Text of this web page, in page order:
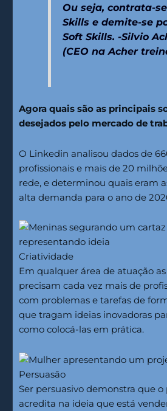
Ou seja, contrata-
Skills e demite-se
Soft Skills. -Silvio
(CEO na Acher
Agora quais são as principais
desejados pelo mercado de
O Linkedin analisou dados de
profissionais e mais de 20
rede, e determinou quais eram
alta demanda para o ano de
Criatividade
Em qualquer área de atuação
precisam cada vez mais de
com problemas e tarefas de
que tragam ideias inovadoras
como colocá-las em prática.
Persuasão
Ser persuasivo demonstra que o
acredita na ideia que está